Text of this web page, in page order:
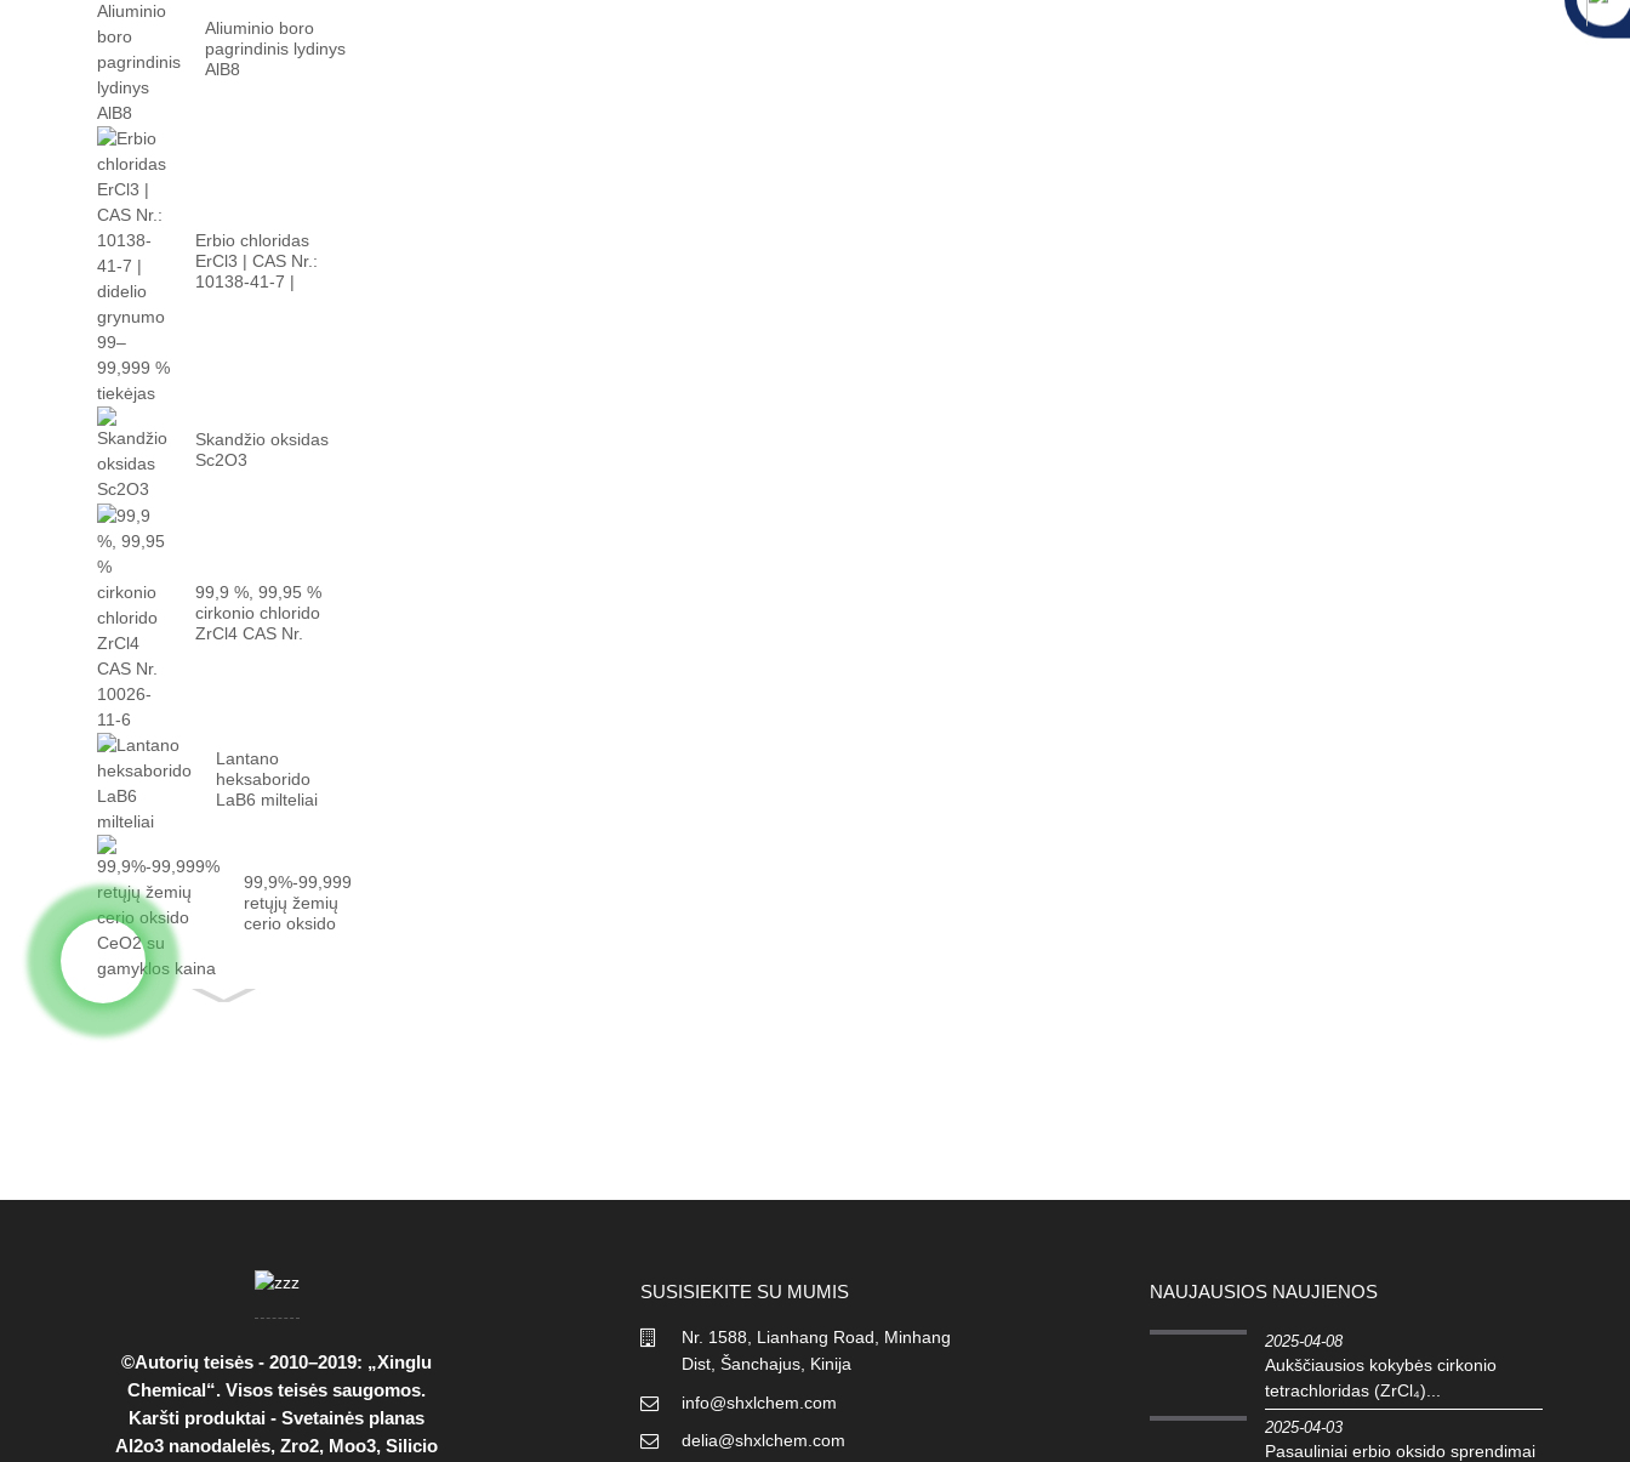
Aliuminio boro
pagrindinis lydinys
AlB8
Erbio chloridas
ErCl3 | CAS Nr.:
10138-41-7 |
Skandžio oksidas
Sc2O3
99,9 %, 99,95 %
cirkonio chlorido
ZrCl4 CAS Nr.
Lantano
heksaborido
LaB6 milteliai
99,9%-99,999%
retųjų žemių
cerio oksido
©Autorių teisės - 2010–2019: „Xinglu
Chemical“. Visos teisės saugomos.
Karšti produktai - Svetainės planas
Al2o3 nanodalelės, Zro2, Moo3, Silicio
SUSISIEKITE SU MUMIS
Nr. 1588, Lianhang Road, Minhang
Dist, Šanchajus, Kinija
info@shxlchem.com
delia@shxlchem.com
NAUJAUSIOS NAUJIENOS
2025-04-08
Aukščiausios kokybės cirkonio
tetrachloridas (ZrCl₄)...
2025-04-03
Pasauliniai erbio oksido sprendimai